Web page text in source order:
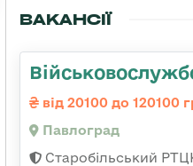
ВАКАНСІЇ
від 20100 до 120100
Павлоград
Старобільський